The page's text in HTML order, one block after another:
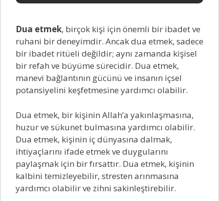
Dua etmek, birçok kişi için önemli bir ibadet ve
ruhani bir deneyimdir. Ancak dua etmek, sadece
bir ibadet ritüeli değildir; aynı zamanda kişisel
bir refah ve büyüme sürecidir. Dua etmek,
manevi bağlantının gücünü ve insanın içsel
potansiyelini keşfetmesine yardımcı olabilir.
Dua etmek, bir kişinin Allah’a yakınlaşmasına,
huzur ve sükunet bulmasına yardımcı olabilir.
Dua etmek, kişinin iç dünyasına dalmak,
ihtiyaçlarını ifade etmek ve duygularını
paylaşmak için bir fırsattır. Dua etmek, kişinin
kalbini temizleyebilir, stresten arınmasına
yardımcı olabilir ve zihni sakinleştirebilir.